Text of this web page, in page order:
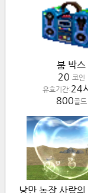
붐 박스
20 코인
유효기간:24
800골드
낭만 농장 사랑